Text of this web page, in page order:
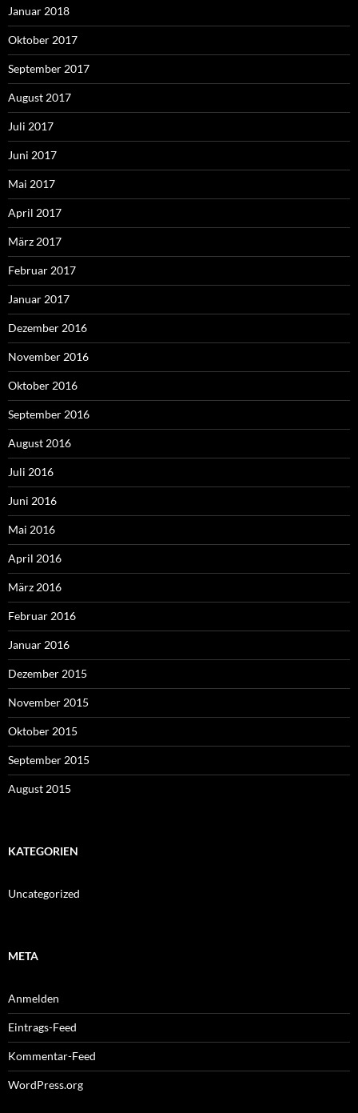
Januar 2018
Oktober 2017
September 2017
August 2017
Juli 2017
Juni 2017
Mai 2017
April 2017
März 2017
Februar 2017
Januar 2017
Dezember 2016
November 2016
Oktober 2016
September 2016
August 2016
Juli 2016
Juni 2016
Mai 2016
April 2016
März 2016
Februar 2016
Januar 2016
Dezember 2015
November 2015
Oktober 2015
September 2015
August 2015
KATEGORIEN
Uncategorized
META
Anmelden
Eintrags-Feed
Kommentar-Feed
WordPress.org